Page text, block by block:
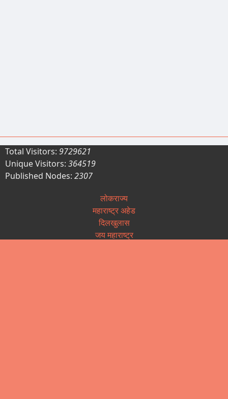
Total Visitors: 9729621
Unique Visitors: 364519
Published Nodes: 2307
लोकराज्य
महाराष्ट्र अहेड
दिलखुलास
जय महाराष्ट्र